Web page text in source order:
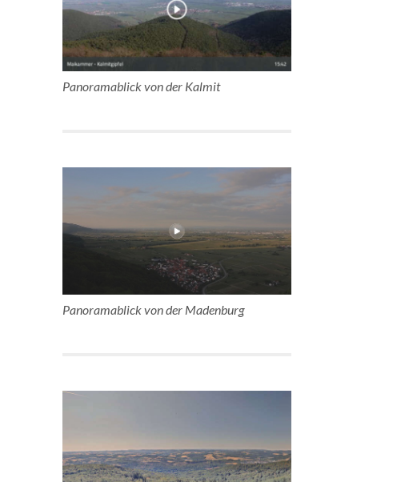
Panoramablick von der Kalmit
Panoramablick von der Madenburg